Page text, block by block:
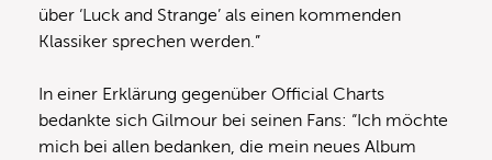
über ‘Luck and Strange’ als einen kommenden
Klassiker sprechen werden.”
In einer Erklärung gegenüber Official Charts
bedankte sich Gilmour bei seinen Fans: “Ich möchte
mich bei allen bedanken, die mein neues Album